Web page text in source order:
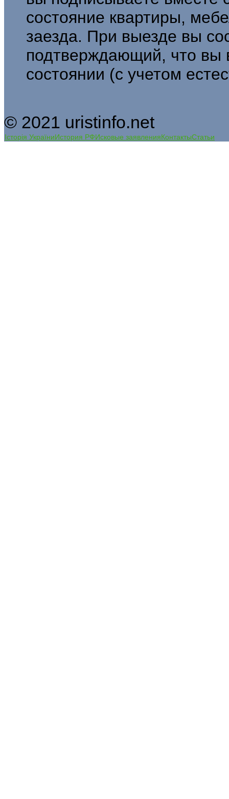
состояние квартиры,
заезда. При выезде вы
подтверждающий, что вы
состоянии (с учетом
© 2021 uristinfo.net
Історія УкраїниИстория РФИсковые заявленияКонтактыСтатьи